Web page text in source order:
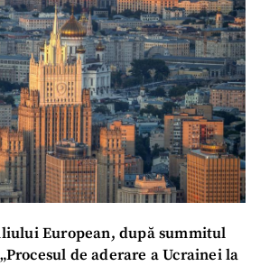
European, după summitul
de aderare a Ucrainei la